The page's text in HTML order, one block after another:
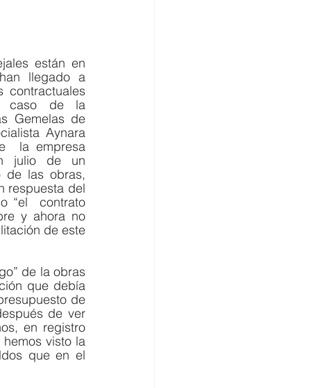
están en
llegado a
contractuales
caso de la
Gemelas de
Aynara
la empresa
julio de un
de las obras,
respuesta del
“el  contrato
y ahora no
de este
de la obras
que debía
de
de ver
en registro
visto la
que en el